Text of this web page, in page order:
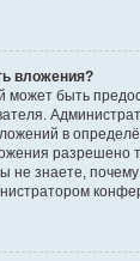
вложения?
может быть
в
разрешено
не знаете,